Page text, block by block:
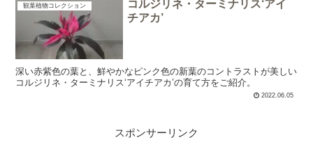
観葉植物コレクション
コルジリネ・ターミナリス‘アイ
チアカ’
深い赤紫色の葉と、鮮やかなピンク色の新葉のコントラストが美しい
コルジリネ・ターミナリス‘アイチアカ’の育て方をご紹介。
2022.06.05
スポンサーリンク